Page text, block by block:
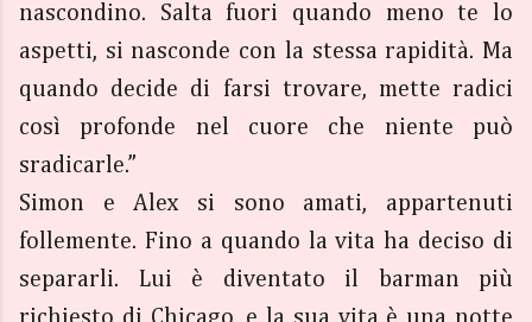
nascondino. Salta fuori quando meno te lo
aspetti, si nasconde con la stessa rapidità. Ma
quando decide di farsi trovare, mette radici
così profonde nel cuore che niente può
sradicarle.”
Simon e Alex si sono amati, appartenuti
follemente. Fino a quando la vita ha deciso di
separarli. Lui è diventato il barman più
richiesto di Chicago, e la sua vita è una notte